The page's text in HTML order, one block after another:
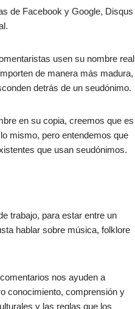
de Facebook y Google, Disqus
usen su nombre real
de manera más madura,
detrás de un seudónimo.
en su copia, creemos que es
mismo, pero entendemos que
que usan seudónimos.
trabajo, para estar entre un
hablar sobre música, folklore
nos ayuden a
conocimiento, comprensión y
y las reglas que los